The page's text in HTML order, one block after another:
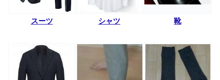
スーツ シャツ 靴